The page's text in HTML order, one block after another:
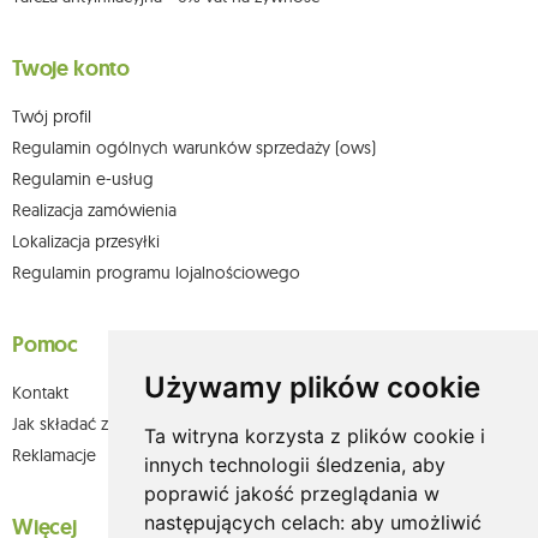
Używamy plików cookie
Ta witryna korzysta z plików cookie i
innych technologii śledzenia, aby
poprawić jakość przeglądania w
następujących celach: aby umożliwić
Twoje konto
Twój profil
Regulamin ogólnych warunków sprzedaży (ows)
Regulamin e-usług
Realizacja zamówienia
Lokalizacja przesyłki
Regulamin programu lojalnościowego
Pomoc
Kontakt
Jak składać zamówienia w sklepie olium.pl?
Reklamacje
Więcej